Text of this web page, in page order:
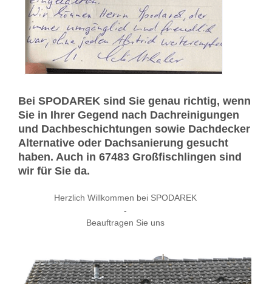
Bei SPODAREK sind Sie genau richtig, wenn
Sie in Ihrer Gegend nach Dachreinigungen
und Dachbeschichtungen sowie Dachdecker
Alternative oder Dachsanierung gesucht
haben. Auch in 67483 Großfischlingen sind
wir für Sie da.
Herzlich Willkommen bei SPODAREK
-
Beauftragen Sie uns